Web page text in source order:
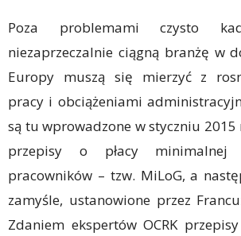
Poza problemami czysto
niezaprzeczalnie ciągną branżę w
Europy muszą się mierzyć z
pracy i obciążeniami
są tu wprowadzone w styczniu 2015
przepisy o płacy minimalnej
pracowników – tzw. MiLoG, a
zamyśle, ustanowione przez
Zdaniem ekspertów OCRK